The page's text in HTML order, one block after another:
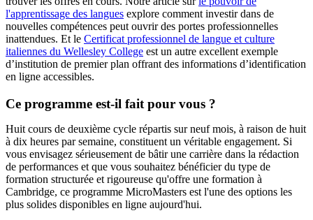
l'apprentissage des langues explore comment investir dans de
nouvelles compétences peut ouvrir des portes professionnelles
inattendues. Et le Certificat professionnel de langue et culture
italiennes du Wellesley College est un autre excellent exemple
d’institution de premier plan offrant des informations d’identification
en ligne accessibles.
Ce programme est-il fait pour vous ?
Huit cours de deuxième cycle répartis sur neuf mois, à raison de huit
à dix heures par semaine, constituent un véritable engagement. Si
vous envisagez sérieusement de bâtir une carrière dans la rédaction
de performances et que vous souhaitez bénéficier du type de
formation structurée et rigoureuse qu'offre une formation à
Cambridge, ce programme MicroMasters est l'une des options les
plus solides disponibles en ligne aujourd'hui.